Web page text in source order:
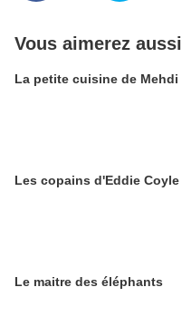
Vous aimerez aussi
La petite cuisine de Mehdi
Les copains d'Eddie Coyle
Le maitre des éléphants